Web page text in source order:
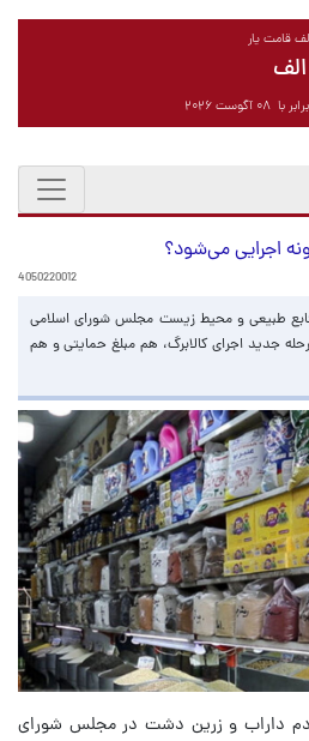
قامت یار
اجرایی می‌شود؟
4050220012
طبیعی و محیط زیست مجلس شورای اسلامی
جدید اجرای کالابرگ، هم مبلغ حمایتی و هم
داراب و زرین دشت در مجلس شورای